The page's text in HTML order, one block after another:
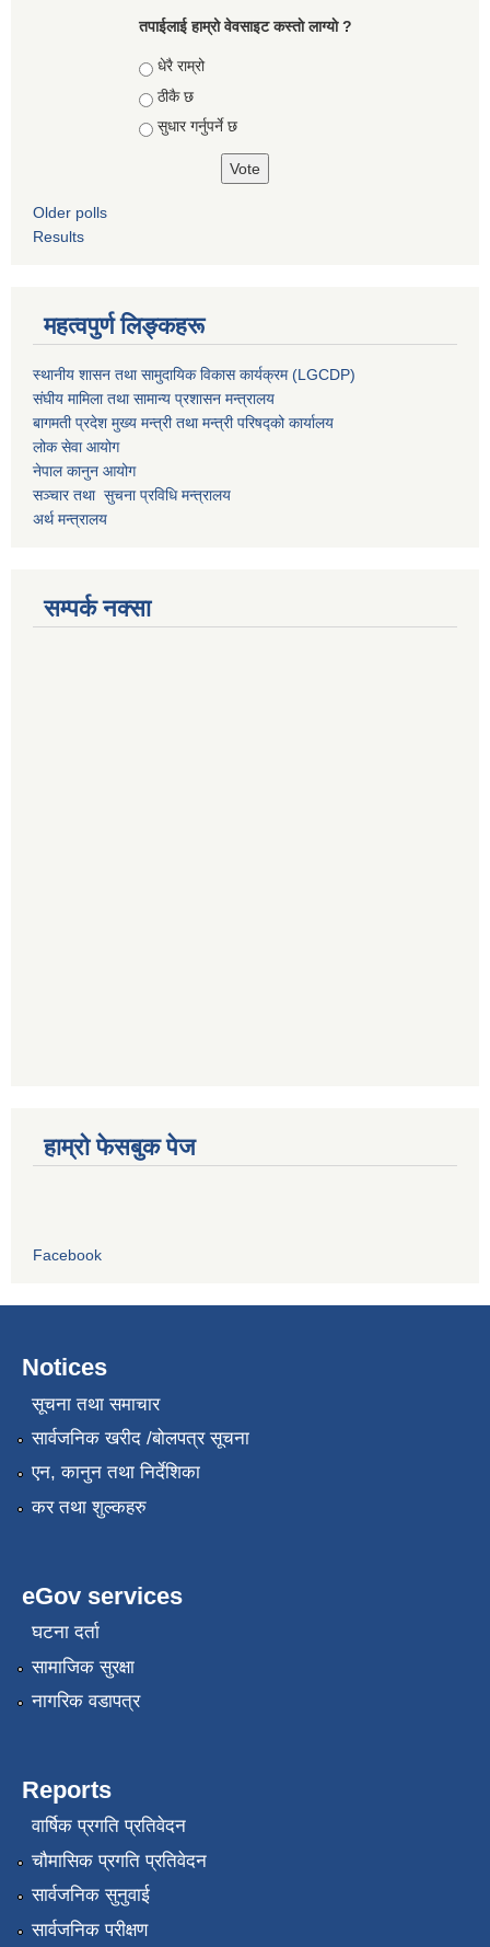
तपाईलाई हाम्रो वेवसाइट कस्ताे लाग्याे ?
Choices
धेरै राम्रो
ठीकै छ
सुधार गर्नुपर्ने छ
Older polls
Results
महत्वपुर्ण लिङ्कहरू
स्थानीय शासन तथा सामुदायिक विकास कार्यक्रम (LGCDP)
संघीय मामिला तथा सामान्य प्रशासन मन्त्रालय
बागमती प्रदेश मुख्य मन्त्री तथा मन्त्री परिषद्को कार्यालय
लोक सेवा आयोग
नेपाल कानुन आयोग
सञ्चार तथा सुचना प्रविधि मन्त्रालय
अर्थ मन्त्रालय
सम्पर्क नक्सा
हाम्रो फेसबुक पेज
Facebook
Notices
सूचना तथा समाचार
सार्वजनिक खरीद /बोलपत्र सूचना
एन, कानुन तथा निर्देशिका
कर तथा शुल्कहरु
eGov services
घटना दर्ता
सामाजिक सुरक्षा
नागरिक वडापत्र
Reports
वार्षिक प्रगति प्रतिवेदन
चौमासिक प्रगति प्रतिवेदन
सार्वजनिक सुनुवाई
सार्वजनिक परीक्षण